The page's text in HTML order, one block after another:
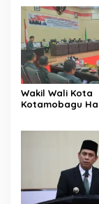
Wakil Wali Kota
Kotamobagu